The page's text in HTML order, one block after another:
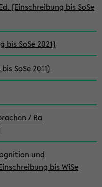
(Einschreibung bis SoSe
SoSe 2021)
SoSe 2011)
/ Ba
und
bis WiSe